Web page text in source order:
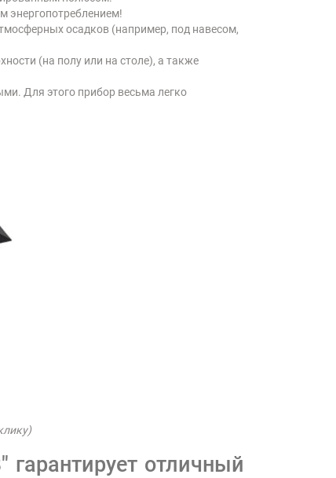
энергопотреблением!
осадков (например, под навесом,
(на полу или на столе), а также
Для этого прибор весьма легко
отличный